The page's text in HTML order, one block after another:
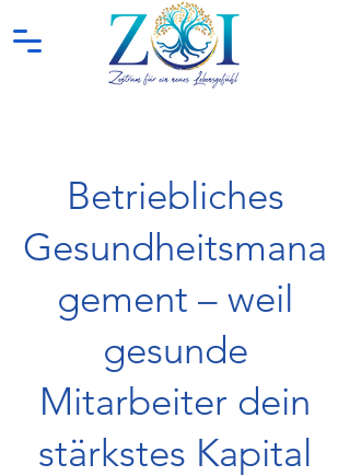
Betriebliches
Gesundheitsmana
gement – weil
gesunde
Mitarbeiter dein
stärkstes Kapital